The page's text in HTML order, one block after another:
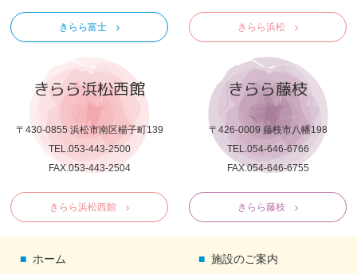
きらら富士 きらら浜松
きらら浜松西館
〒430-0855 浜松市南区楊子町139
TEL.053-443-2500
FAX.053-443-2504
きらら浜松西館
きらら藤枝
〒426-0009 藤枝市八幡198
TEL.054-646-6766
FAX.054-646-6755
きらら藤枝
ホーム
施設のご案内